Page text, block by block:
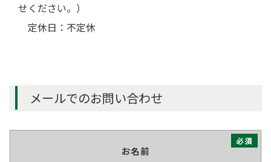
せください。）
定休日：不定休
メールでのお問い合わせ
必須
お名前